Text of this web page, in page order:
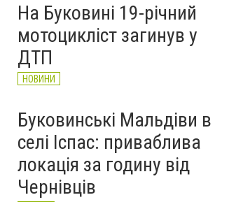
області обмежили рух
великовагового транспорту
НОВИНИ
На Буковині 19-річний
мотоцикліст загинув у
ДТП
НОВИНИ
Буковинські Мальдіви в
селі Іспас: приваблива
локація за годину від
Чернівців